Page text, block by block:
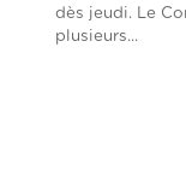
dès jeudi. Le
plusieurs...